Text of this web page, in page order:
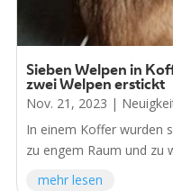
Sieben Welpen in
zwei Welpen erstickt
Nov. 21, 2023 |
In einem Koffer wurden
zu engem Raum und zu
mehr lesen